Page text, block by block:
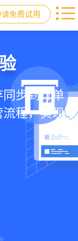
免费试用
易
增长+小程序
店及业绩
步到订单
程，实现
优惠券互
员复购，
到线下售
展生意边